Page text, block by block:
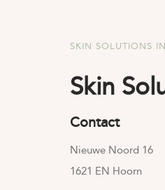
SKIN SOLUTIONS
Skin
Contact
Nieuwe Noord 16
1621 EN Hoorn